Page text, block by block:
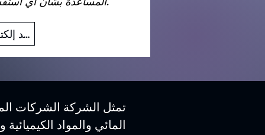
بريد إلكتروني
تمثل الشركة الشركات
المائي والمواد